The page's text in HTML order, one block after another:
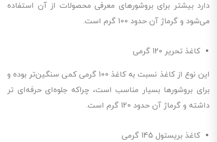
دارد بیشتر برای بروشورهای معرفی محصولات از آن استفاده
می‌شود و گرماژ آن حدود 100 گرم است.
کاغذ تحریر 120 گرمی
این نوع از کاغذ نسبت به کاغذ 100 گرمی کمی سنگین‌تر بوده و
برای بروشورها بسیار مناسب است، چراکه جلوه‌ای حرفه‌ای تر
داشته و گرماژ آن حدود 120 گرم است.
کاغذ بریستول 145 گرمی